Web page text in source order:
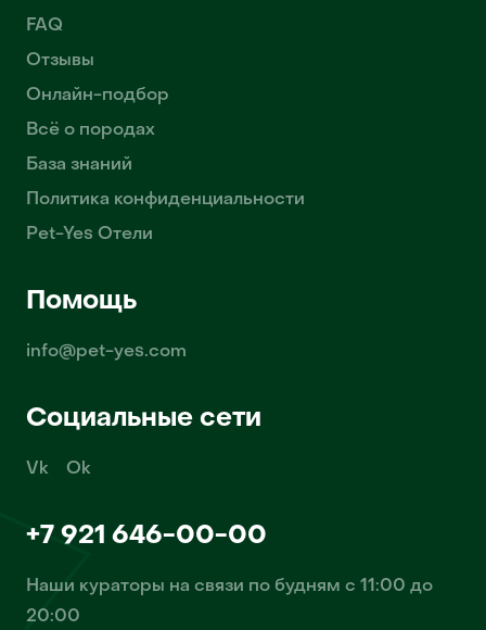
FAQ
Отзывы
Онлайн-подбор
Всё о породах
База знаний
Политика конфиденциальности
Pet-Yes Отели
Помощь
info@pet-yes.com
Социальные сети
Vk Ok
+7 921 646-00-00
Наши кураторы на связи по будням с 11:00 до
20:00